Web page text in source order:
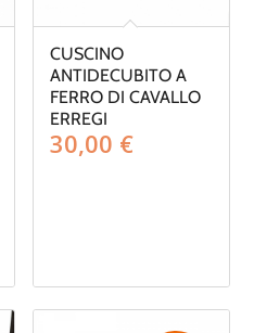
CUSCINO
ANTIDECUBITO A
FERRO DI CAVALLO
ERREGI
30,00 €